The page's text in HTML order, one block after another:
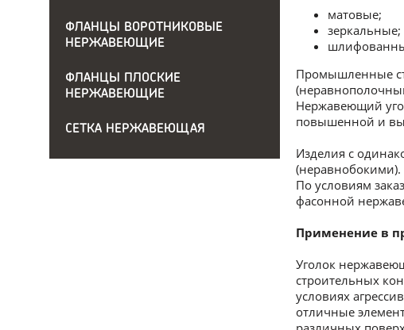
ФЛАНЦЫ ВОРОТНИКОВЫЕ
НЕРЖАВЕЮЩИЕ
ФЛАНЦЫ ПЛОСКИЕ
НЕРЖАВЕЮЩИЕ
СЕТКА НЕРЖАВЕЮЩАЯ
матовые;
зеркальные;
Промышленные
Нержавеющий
повышенной и
Изделия с
(неравнобокими).
По условиям
фасонной
Применение в
Уголок
строительных
условиях
отличные